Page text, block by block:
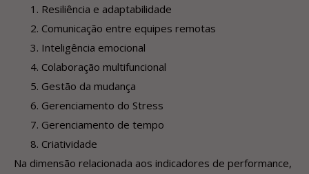
Resiliência e adaptabilidade
Comunicação entre equipes remotas
Inteligência emocional
Colaboração multifuncional
Gestão da mudança
Gerenciamento do Stress
Gerenciamento de tempo
Criatividade
Na dimensão relacionada aos indicadores de performance,